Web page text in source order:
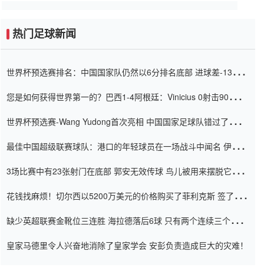
热门足球新闻
世界杯预选赛排名：中国国家队仍然以6分排名底部 进球差-13令人
您是如何获得世界第一的？巴西1-4阿根廷：Vinicius 0射击90分钟
世界杯预选赛-Wang Yudong首次亮相 中国国家足球队错过了世界
最佳中国超级联赛球队：港口的年轻球员在一场战斗中闻名 伊万放
3场比赛中有23张射门在底部 郭安无效传球 鸟儿被用来摆脱它
花钱找麻烦！切尔西以5200万美元的价格购买了菲利克斯 签了7年
缺少英超联赛金靴位三连胜 海拉德落后6球 只有两个连续三个连续
皇家马德里令人兴奋地消除了皇家学会 安彭负责造成巨大的灾难！